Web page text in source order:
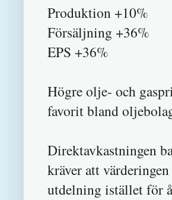
Produktion +10%
Försäljning +36%
EPS +36%
Högre olje- och
favorit bland
Direktavkastningen
kräver att
utdelning istället för